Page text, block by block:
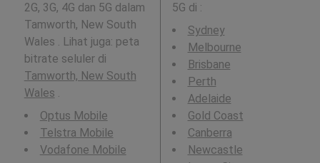
2G, 3G, 4G dan 5G dalam
Tamworth, New South
Wales . Lihat juga: peta
bitrate seluler di
Tamworth, New South
Wales .
Optus Mobile
Telstra Mobile
Vodafone Mobile
5G di :
Sydney
Melbourne
Brisbane
Perth
Adelaide
Gold Coast
Canberra
Newcastle